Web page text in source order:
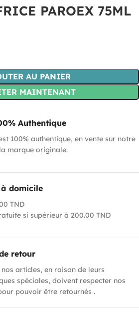
PAROEX 75ML
AU PANIER
MAINTENANT
Authentique
100% authentique, en vente sur notre
marque originale.
domicile
TND
si supérieur à 200.00 TND
retour
articles, en raison de leurs
spéciales, doivent respecter nos
pouvoir être retournés .